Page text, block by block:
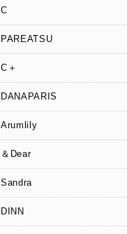
C
PAREATSU
C＋
DANAPARIS
Arumlily
＆Dear
Sandra
DINN